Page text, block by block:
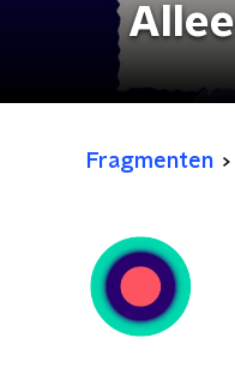
Fragmenten